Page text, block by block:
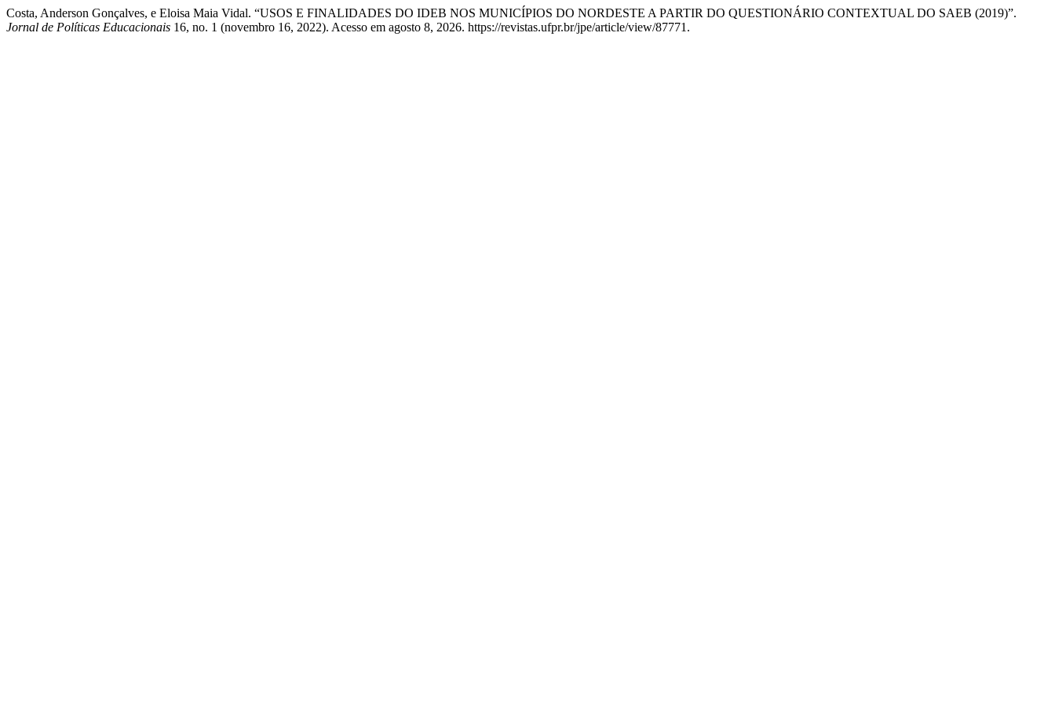
Costa, Anderson Gonçalves, e Eloisa Maia Vidal. “USOS E FINALIDADES DO IDEB NOS MUNICÍPIOS DO NORDESTE A PARTIR DO QUESTIONÁRIO CONTEXTUAL DO SAEB (2019)”.
Jornal de Políticas Educacionais 16, no. 1 (novembro 16, 2022). Acesso em agosto 8, 2026. https://revistas.ufpr.br/jpe/article/view/87771.